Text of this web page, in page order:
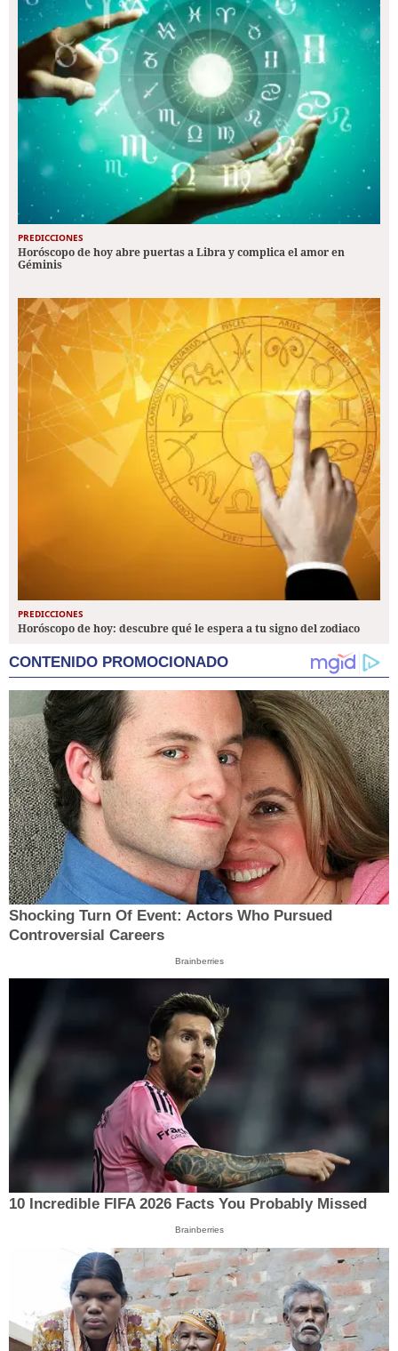
PREDICCIONES
Horóscopo de hoy abre puertas a Libra y complica el amor en
Géminis
PREDICCIONES
Horóscopo de hoy: descubre qué le espera a tu signo del zodiaco
CONTENIDO PROMOCIONADO
Shocking Turn Of Event: Actors Who Pursued
Controversial Careers
Brainberries
10 Incredible FIFA 2026 Facts You Probably Missed
Brainberries